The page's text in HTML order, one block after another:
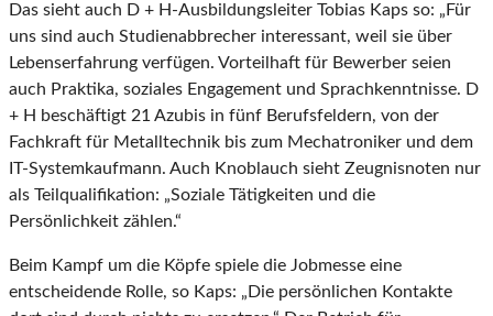
Das sieht auch D + H-Ausbildungsleiter Tobias Kaps so: „Für
uns sind auch Studienabbrecher interessant, weil sie über
Lebenserfahrung verfügen. Vorteilhaft für Bewerber seien
auch Praktika, soziales Engagement und Sprachkenntnisse. D
+ H beschäftigt 21 Azubis in fünf Berufsfeldern, von der
Fachkraft für Metalltechnik bis zum Mechatroniker und dem
IT-Systemkaufmann. Auch Knoblauch sieht Zeugnisnoten nur
als Teilqualifikation: „Soziale Tätigkeiten und die
Persönlichkeit zählen.“
Beim Kampf um die Köpfe spiele die Jobmesse eine
entscheidende Rolle, so Kaps: „Die persönlichen Kontakte